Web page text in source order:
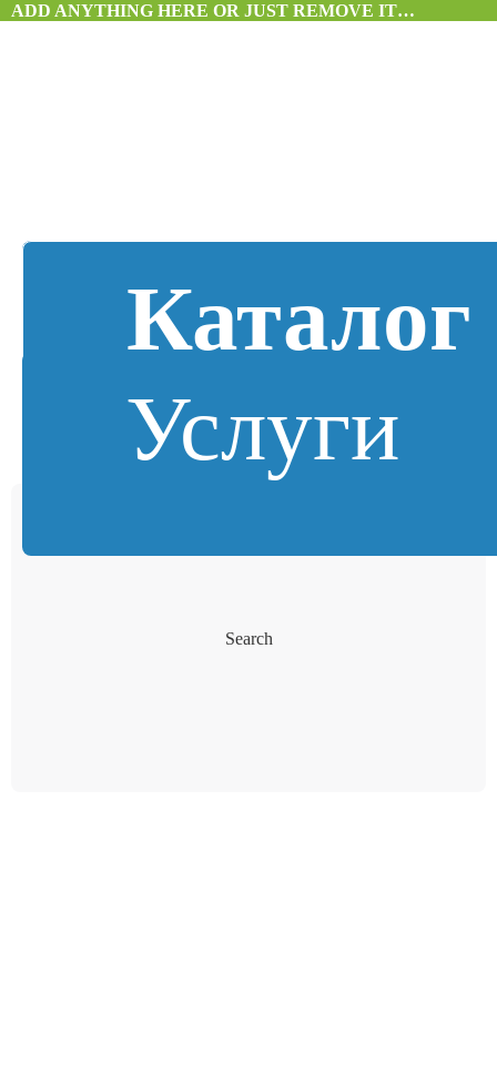
ADD ANYTHING HERE OR JUST REMOVE IT…
Каталог
Услуги
Search